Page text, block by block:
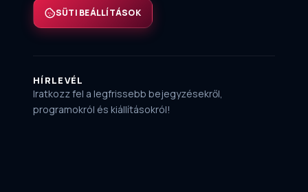
SÜTI BEÁLLÍTÁSOK
HÍRLEVÉL
Iratkozz fel a legfrissebb bejegyzésekről,
programokról és kiállításokról!